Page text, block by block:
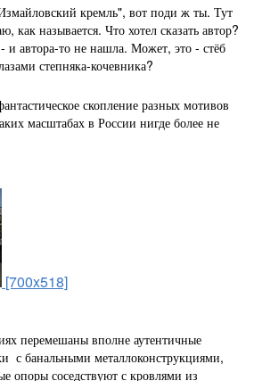
кремль", вот поди ж ты. Тут
как называется. Что хотел сказать автор?
и автора-то не нашла. Может, это - стёб
степняка-кочевника?
скопление разных мотивов
масштабах в России нигде более не
[700x518]
перемешаны вполне аутентичные
с банальными металлоконструкциями,
опоры соседствуют с кровлями из